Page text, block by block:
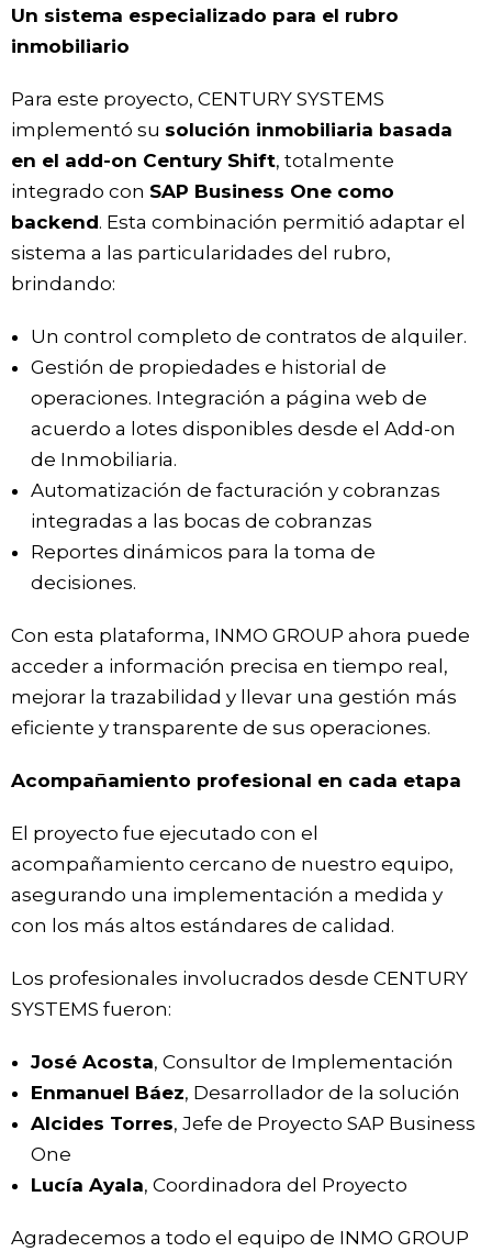
Un sistema especializado para el rubro
inmobiliario
Para este proyecto, CENTURY SYSTEMS
implementó su solución inmobiliaria basada
en el add-on Century Shift, totalmente
integrado con SAP Business One como
backend. Esta combinación permitió adaptar el
sistema a las particularidades del rubro,
brindando:
Un control completo de contratos de alquiler.
Gestión de propiedades e historial de
operaciones. Integración a página web de
acuerdo a lotes disponibles desde el Add-on
de Inmobiliaria.
Automatización de facturación y cobranzas
integradas a las bocas de cobranzas
Reportes dinámicos para la toma de
decisiones.
Con esta plataforma, INMO GROUP ahora puede
acceder a información precisa en tiempo real,
mejorar la trazabilidad y llevar una gestión más
eficiente y transparente de sus operaciones.
Acompañamiento profesional en cada etapa
El proyecto fue ejecutado con el
acompañamiento cercano de nuestro equipo,
asegurando una implementación a medida y
con los más altos estándares de calidad.
Los profesionales involucrados desde CENTURY
SYSTEMS fueron:
José Acosta, Consultor de Implementación
Enmanuel Báez, Desarrollador de la solución
Alcides Torres, Jefe de Proyecto SAP Business
One
Lucía Ayala, Coordinadora del Proyecto
Agradecemos a todo el equipo de INMO GROUP